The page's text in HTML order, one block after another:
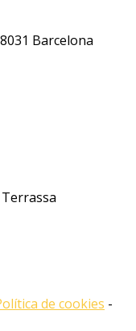
Barcelona
de cookies -